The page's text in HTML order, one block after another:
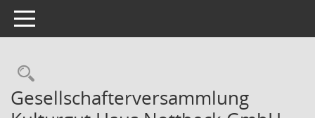
Toggle navigation
Rechercheauswahl
Gesellschafterversammlung